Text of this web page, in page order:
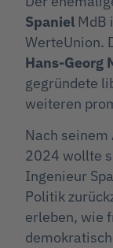
Spaniel MdB
WerteUnion.
Hans-Georg
gegründete
weiteren
Nach
2024 wollte
Ingenieur
Politik
erleben, wie